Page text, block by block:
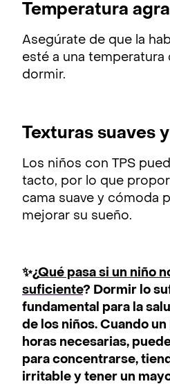
Temperatura
Asegúrate de que la
esté a una temperatura
dormir.
Texturas suaves
Los niños con TPS
tacto, por lo que
cama suave y cómoda
mejorar su sueño.
✨¿Qué pasa si un niño
suficiente? Dormir lo
fundamental para la
de los niños. Cuando
horas necesarias,
para concentrarse,
irritable y tener un